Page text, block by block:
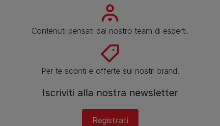
Contenuti pensati dal nostro team di esperti.
Per te sconti e offerte sui nostri brand.
Iscriviti alla nostra newsletter
Registrati